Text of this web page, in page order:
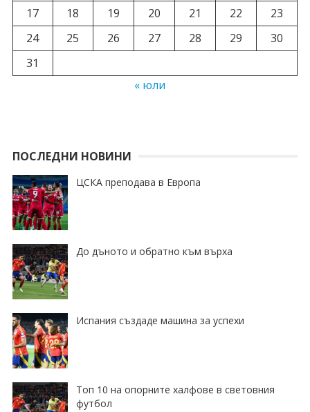
17
18 19 20 21 22
23
24
25 26 27 28 29
30
31
« юли
ПОСЛЕДНИ НОВИНИ
ЦСКА преподава в Европа
До дъното и обратно към върха
Испания създаде машина за успехи
Топ 10 на опорните халфове в световния
футбол